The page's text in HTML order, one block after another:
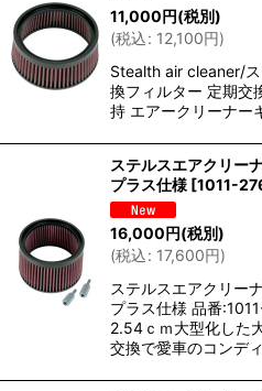
11,000円(税別)
(税込: 12,100円)
Stealth air cleaner/
換フィルター 定期交
持 エアークリーナー
ステルスエアクリー
プラス仕様 [1011-
16,000円(税別)
(税込: 17,600円)
ステルスエアクリー
プラス仕様 品番
2.54ｃｍ大型化した
交換で愛車のコンデ